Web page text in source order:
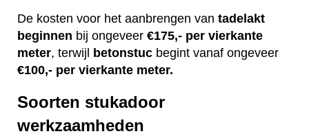
De kosten voor het aanbrengen van tadelakt
beginnen bij ongeveer €175,- per vierkante
meter, terwijl betonstuc begint vanaf ongeveer
€100,- per vierkante meter.
Soorten stukadoor
werkzaamheden